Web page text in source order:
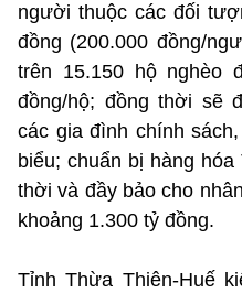
người thuộc các đối
đồng (200.000 đồng/
trên 15.150 hộ nghèo
đồng/hộ; đồng thời sẽ
các gia đình chính
biểu; chuẩn bị hàng
thời và đầy bảo cho
khoảng 1.300 tỷ đồng.
Tỉnh Thừa Thiên-Huế